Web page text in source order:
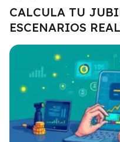
CALCULA TU
ESCENARIOS